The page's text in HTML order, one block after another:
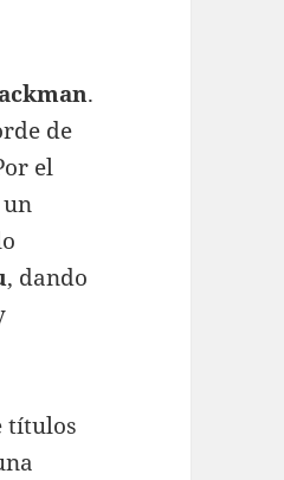
.
de
el
un
, dando
títulos